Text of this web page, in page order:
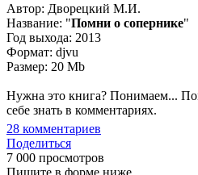
Автор: Дворецкий М.И.
Название: "Помни о сопернике"
Год выхода: 2013
Формат: djvu
Размер: 20 Mb
Нужна это книга? Понимаем...
себе знать в комментариях.
28 комментариев
Поделиться
7 000 просмотров
Пишите в форме ниже